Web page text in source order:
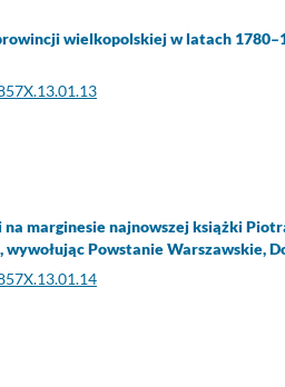
wielkopolskiej w latach
marginesie najnowszej książki
Powstanie Warszawskie,